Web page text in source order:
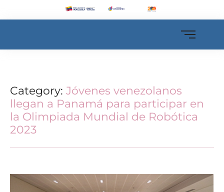
Category: Jóvenes venezolanos
llegan a Panamá para participar en
la Olimpiada Mundial de Robótica
2023